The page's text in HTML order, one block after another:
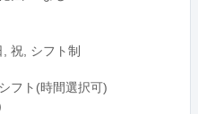
祝, シフト制
フト(時間選択可)